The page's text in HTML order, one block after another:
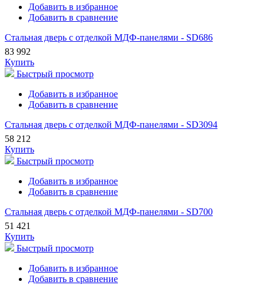
Добавить в избранное
Добавить в сравнение
Стальная дверь с отделкой МДФ-панелями - SD686
83 992
Купить
Быстрый просмотр
Добавить в избранное
Добавить в сравнение
Стальная дверь с отделкой МДФ-панелями - SD3094
58 212
Купить
Быстрый просмотр
Добавить в избранное
Добавить в сравнение
Стальная дверь с отделкой МДФ-панелями - SD700
51 421
Купить
Быстрый просмотр
Добавить в избранное
Добавить в сравнение